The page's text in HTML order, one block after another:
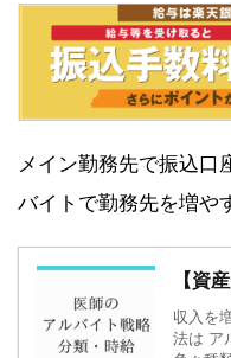
メイン勤務先で振込口
バイトで勤務先を増や
【資
収入を
法は ア